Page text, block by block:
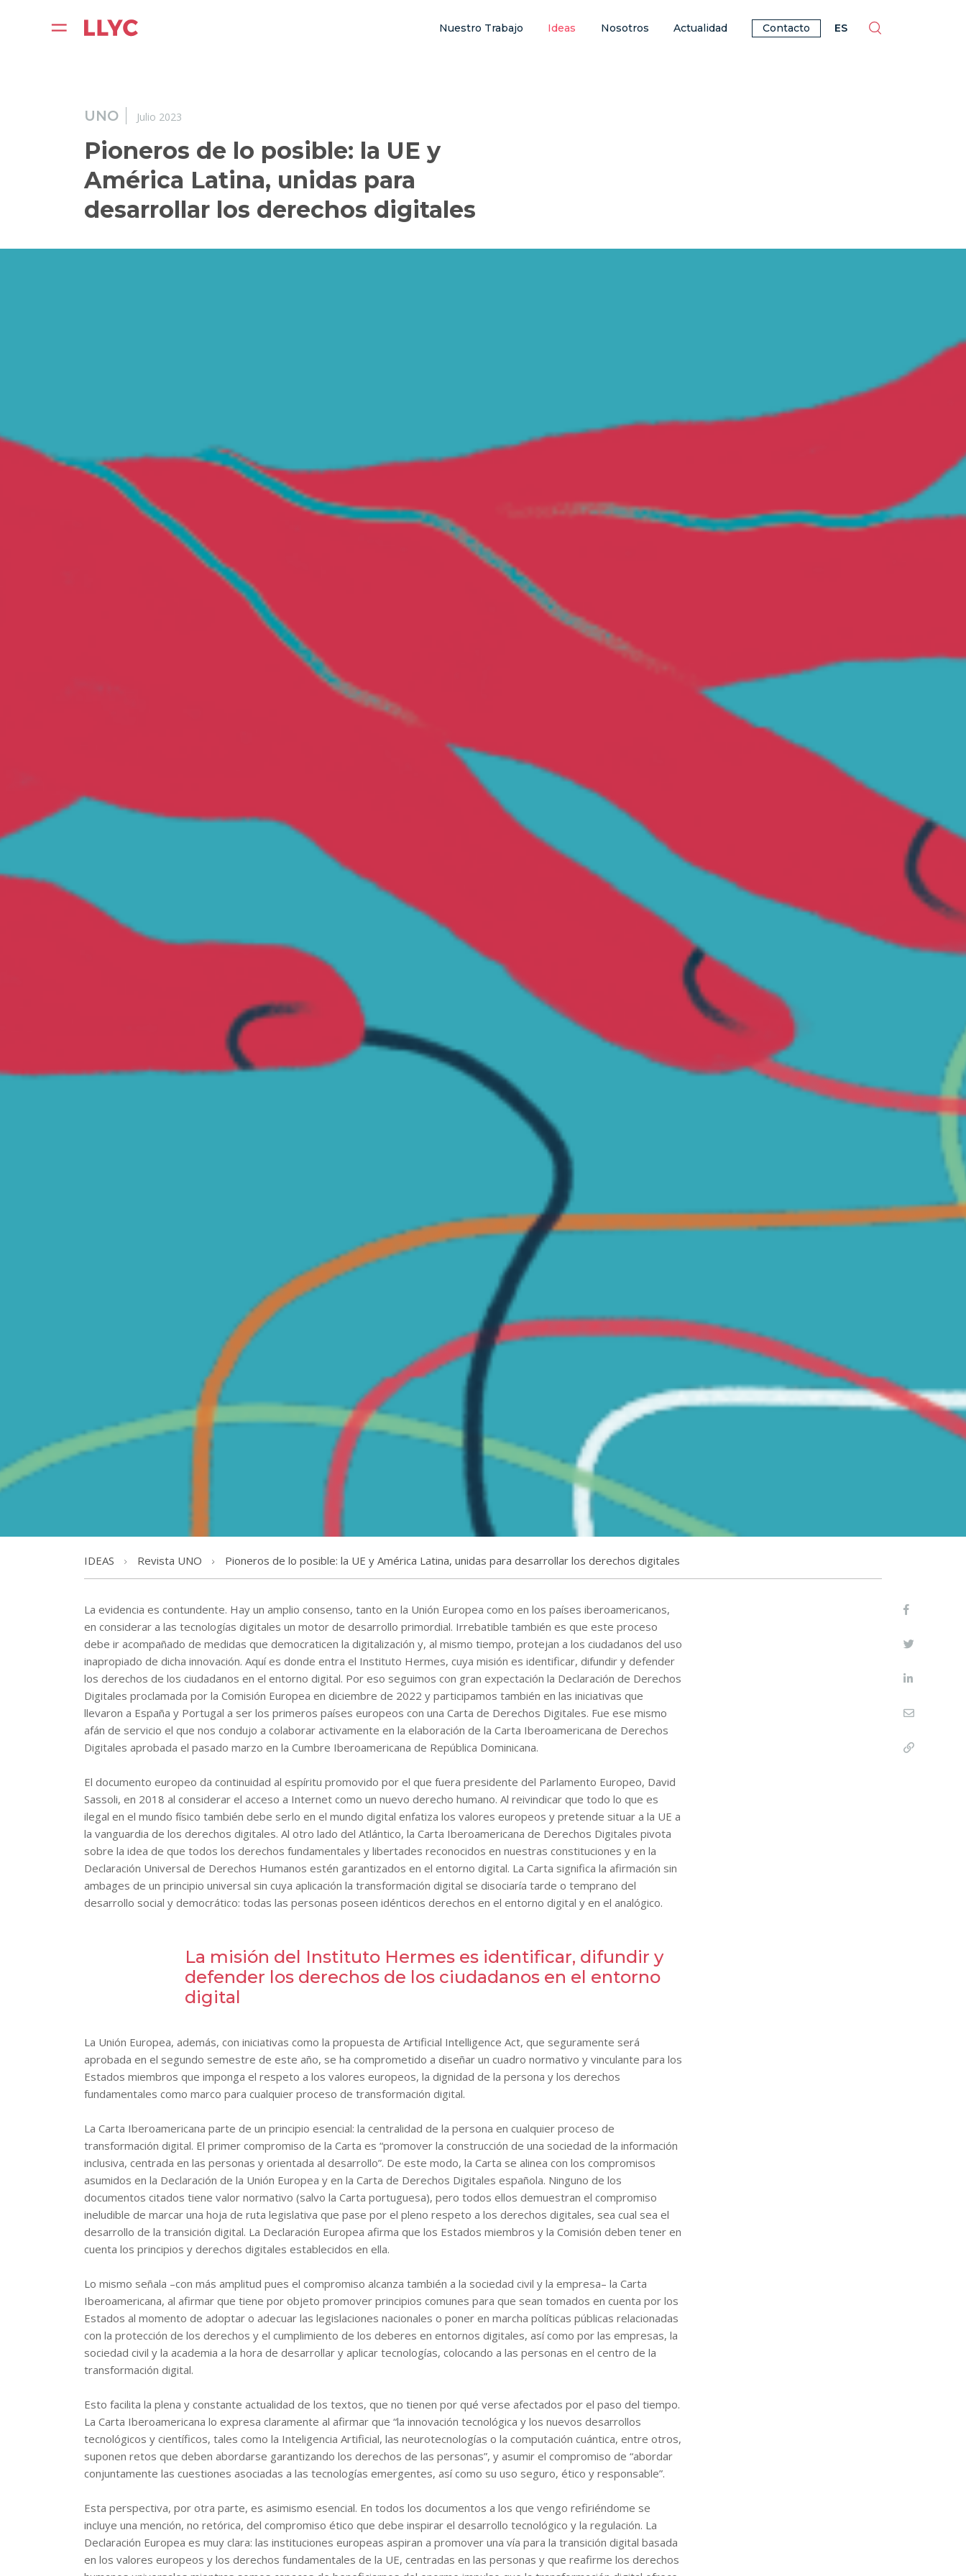
Nuestro Trabajo Ideas Nosotros Actualidad Contacto ES
ES EN BR PT
UNO Julio 2023
Pioneros de lo posible: la UE y
América Latina, unidas para
desarrollar los derechos digitales
IDEAS Revista UNO Pioneros de lo posible: la UE y América Latina, unidas para desarrollar los derechos digitales
La evidencia es contundente. Hay un amplio consenso, tanto en la Unión Europea como en los países iberoamericanos,
en considerar a las tecnologías digitales un motor de desarrollo primordial. Irrebatible también es que este proceso
debe ir acompañado de medidas que democraticen la digitalización y, al mismo tiempo, protejan a los ciudadanos del uso
inapropiado de dicha innovación. Aquí es donde entra el Instituto Hermes, cuya misión es identificar, difundir y defender
los derechos de los ciudadanos en el entorno digital. Por eso seguimos con gran expectación la Declaración de Derechos
Digitales proclamada por la Comisión Europea en diciembre de 2022 y participamos también en las iniciativas que
llevaron a España y Portugal a ser los primeros países europeos con una Carta de Derechos Digitales. Fue ese mismo
afán de servicio el que nos condujo a colaborar activamente en la elaboración de la Carta Iberoamericana de Derechos
Digitales aprobada el pasado marzo en la Cumbre Iberoamericana de República Dominicana.
El documento europeo da continuidad al espíritu promovido por el que fuera presidente del Parlamento Europeo, David
Sassoli, en 2018 al considerar el acceso a Internet como un nuevo derecho humano. Al reivindicar que todo lo que es
ilegal en el mundo físico también debe serlo en el mundo digital enfatiza los valores europeos y pretende situar a la UE a
la vanguardia de los derechos digitales. Al otro lado del Atlántico, la Carta Iberoamericana de Derechos Digitales pivota
sobre la idea de que todos los derechos fundamentales y libertades reconocidos en nuestras constituciones y en la
Declaración Universal de Derechos Humanos estén garantizados en el entorno digital. La Carta significa la afirmación sin
ambages de un principio universal sin cuya aplicación la transformación digital se disociaría tarde o temprano del
desarrollo social y democrático: todas las personas poseen idénticos derechos en el entorno digital y en el analógico.
La misión del Instituto Hermes es identificar, difundir y
defender los derechos de los ciudadanos en el entorno
digital
La Unión Europea, además, con iniciativas como la propuesta de Artificial Intelligence Act, que seguramente será
aprobada en el segundo semestre de este año, se ha comprometido a diseñar un cuadro normativo y vinculante para los
Estados miembros que imponga el respeto a los valores europeos, la dignidad de la persona y los derechos
fundamentales como marco para cualquier proceso de transformación digital.
La Carta Iberoamericana parte de un principio esencial: la centralidad de la persona en cualquier proceso de
transformación digital. El primer compromiso de la Carta es “promover la construcción de una sociedad de la información
inclusiva, centrada en las personas y orientada al desarrollo”. De este modo, la Carta se alinea con los compromisos
asumidos en la Declaración de la Unión Europea y en la Carta de Derechos Digitales española. Ninguno de los
documentos citados tiene valor normativo (salvo la Carta portuguesa), pero todos ellos demuestran el compromiso
ineludible de marcar una hoja de ruta legislativa que pase por el pleno respeto a los derechos digitales, sea cual sea el
desarrollo de la transición digital. La Declaración Europea afirma que los Estados miembros y la Comisión deben tener en
cuenta los principios y derechos digitales establecidos en ella.
Lo mismo señala –con más amplitud pues el compromiso alcanza también a la sociedad civil y la empresa– la Carta
Iberoamericana, al afirmar que tiene por objeto promover principios comunes para que sean tomados en cuenta por los
Estados al momento de adoptar o adecuar las legislaciones nacionales o poner en marcha políticas públicas relacionadas
con la protección de los derechos y el cumplimiento de los deberes en entornos digitales, así como por las empresas, la
sociedad civil y la academia a la hora de desarrollar y aplicar tecnologías, colocando a las personas en el centro de la
transformación digital.
Esto facilita la plena y constante actualidad de los textos, que no tienen por qué verse afectados por el paso del tiempo.
La Carta Iberoamericana lo expresa claramente al afirmar que “la innovación tecnológica y los nuevos desarrollos
tecnológicos y científicos, tales como la Inteligencia Artificial, las neurotecnologías o la computación cuántica, entre otros,
suponen retos que deben abordarse garantizando los derechos de las personas”, y asumir el compromiso de “abordar
conjuntamente las cuestiones asociadas a las tecnologías emergentes, así como su uso seguro, ético y responsable”.
Esta perspectiva, por otra parte, es asimismo esencial. En todos los documentos a los que vengo refiriéndome se
incluye una mención, no retórica, del compromiso ético que debe inspirar el desarrollo tecnológico y la regulación. La
Declaración Europea es muy clara: las instituciones europeas aspiran a promover una vía para la transición digital basada
en los valores europeos y los derechos fundamentales de la UE, centradas en las personas y que reafirme los derechos